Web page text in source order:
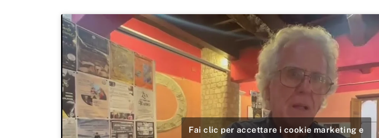
Fai clic per accettare i cookie marketing e